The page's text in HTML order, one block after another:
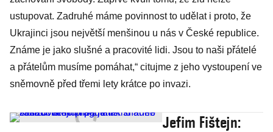
ustupovat. Zadruhé máme povinnost to udělat i proto, že
Ukrajinci jsou největší menšinou u nás v České republice.
Známe je jako slušné a pracovité lidi. Jsou to naši přátelé
a přátelům musíme pomáhat,“ citujme z jeho vystoupení ve
sněmovně před třemi lety krátce po invazi.
Jefim Fištejn: